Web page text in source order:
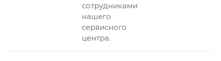
сотрудниками
нашего
сервисного
центра.